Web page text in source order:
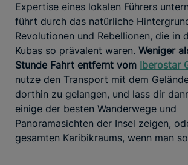
Expertise eines lokalen Führers
führt durch das natürliche
Revolutionen und Rebellionen, die in
Kubas so prävalent waren. Weniger
Stunde Fahrt entfernt vom Iberostar
nutze den Transport mit dem
dorthin zu gelangen, und lass dir
einige der besten Wanderwege und
Panoramasichten der Insel zeigen,
gesamten Karibikraums, wenn man